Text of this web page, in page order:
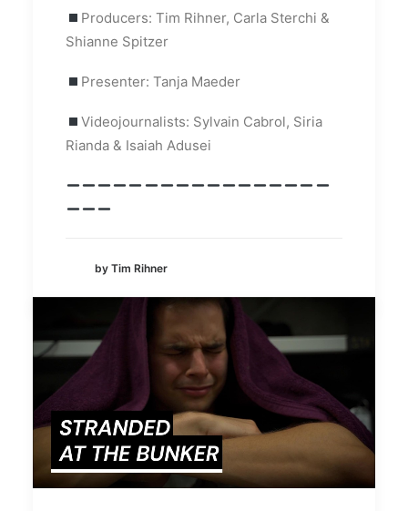
Producers: Tim Rihner, Carla Sterchi &
Shianne Spitzer
Presenter: Tanja Maeder
Videojournalists: Sylvain Cabrol, Siria
Rianda & Isaiah Adusei
by Tim Rihner